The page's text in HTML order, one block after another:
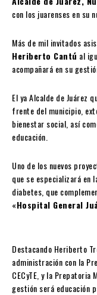
con los juarenses en su
Más de mil invitados
Heriberto Cantú al
acompañará en su
El ya Alcalde de Juárez
frente del municipio,
bienestar social, así
educación.
Uno de los nuevos
que se especializará en
diabetes, que
«Hospital General
Destacando Heriberto
administración con la
CECyTE, y la Prepatoria
gestión será educación